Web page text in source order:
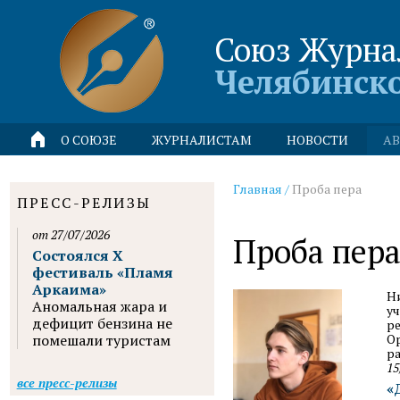
Союз
О СОЮЗЕ ЖУРНАЛИСТАМ НОВОСТИ
Главная /Проба пера
Проба пера
ПРЕСС-РЕЛИЗЫ
от 27/07/2026
Состоялся X
фестиваль «Пламя
Аркаима»
Аномальная жара и
дефицит бензина не
помешали туристам
все пресс-релизы